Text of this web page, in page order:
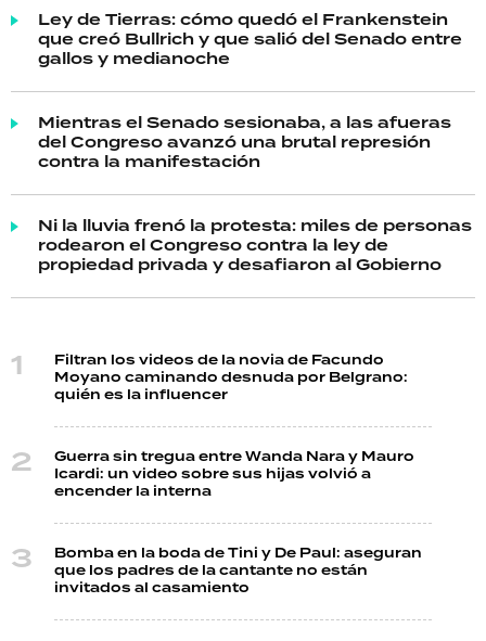
Ley de Tierras: cómo quedó el Frankenstein
que creó Bullrich y que salió del Senado entre
gallos y medianoche
Mientras el Senado sesionaba, a las afueras
del Congreso avanzó una brutal represión
contra la manifestación
Ni la lluvia frenó la protesta: miles de personas
rodearon el Congreso contra la ley de
propiedad privada y desafiaron al Gobierno
Filtran los videos de la novia de Facundo
Moyano caminando desnuda por Belgrano:
quién es la influencer
Guerra sin tregua entre Wanda Nara y Mauro
Icardi: un video sobre sus hijas volvió a
encender la interna
Bomba en la boda de Tini y De Paul: aseguran
que los padres de la cantante no están
invitados al casamiento